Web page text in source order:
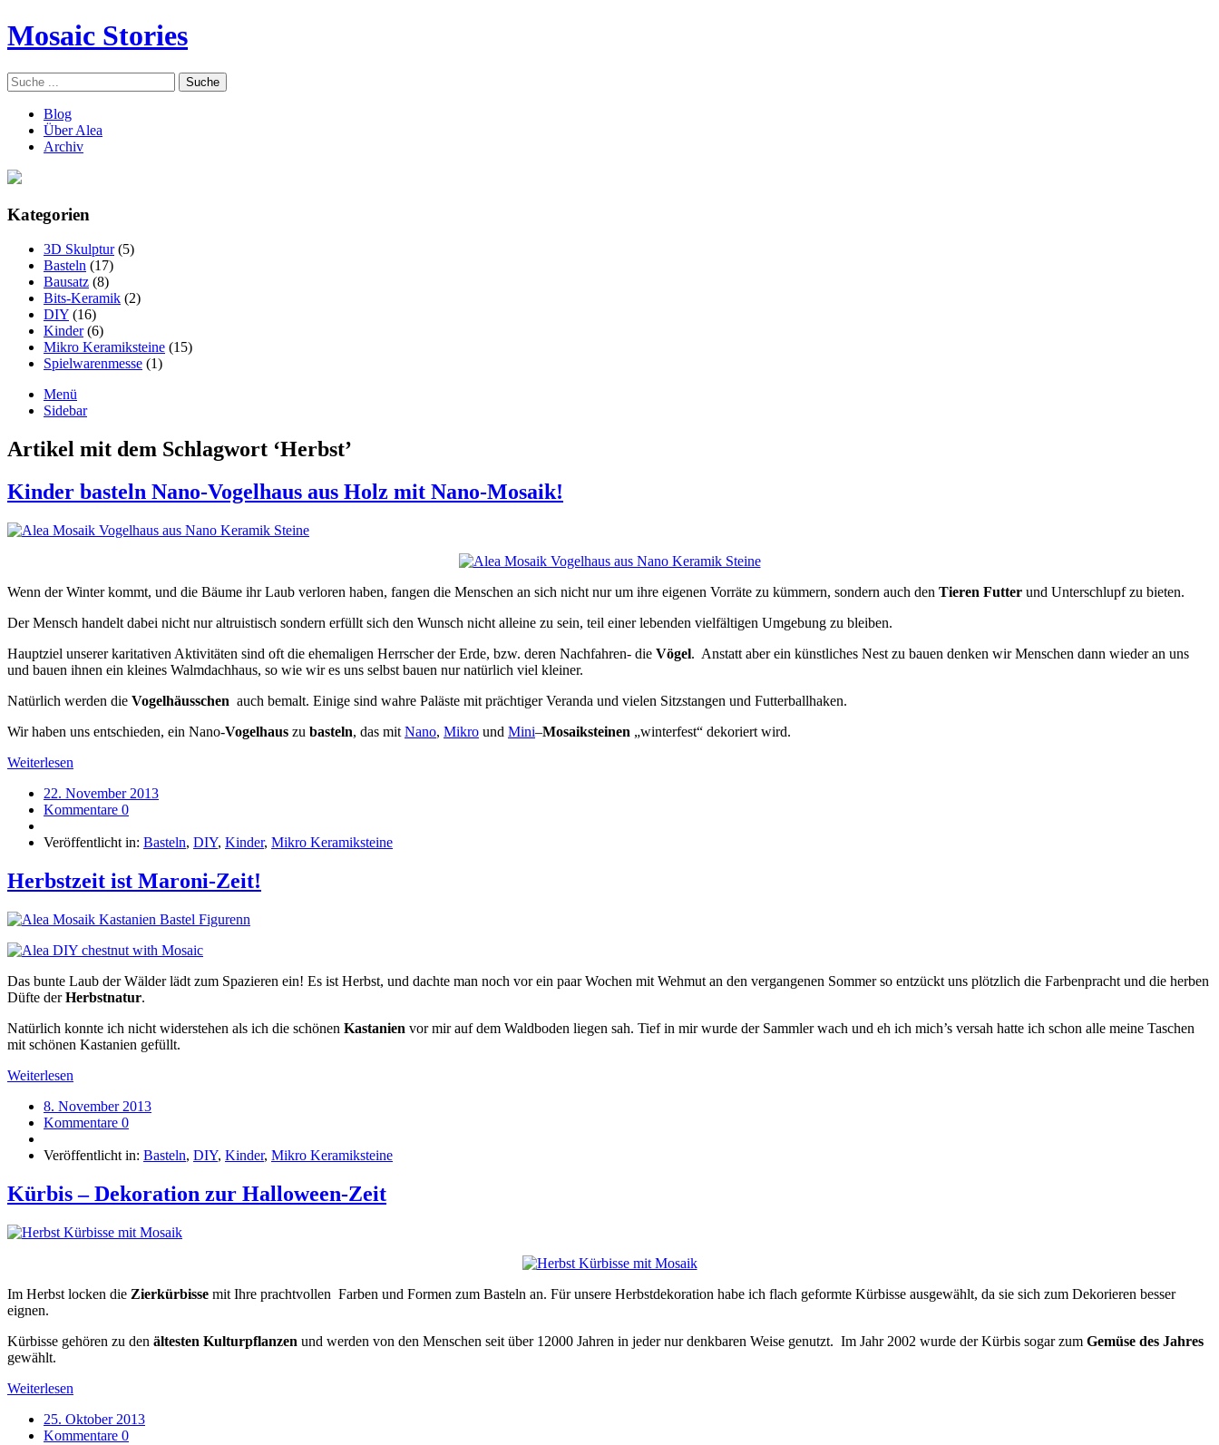
Mosaic Stories
Blog
Über Alea
Archiv
Kategorien
3D Skulptur(5)
Basteln (17)
Bausatz (8)
Bits-Keramik (2)
DIY (16)
Kinder(6)
Mikro Keramiksteine (15)
Spielwarenmesse (1)
Menü
Sidebar
Artikel mit dem Schlagwort ‘Herbst’
Kinder basteln Nano-Vogelhaus aus Holz mit Nano-Mosaik!
Wenn der Winter kommt, und die Bäume ihr Laub verloren haben, fangen die Menschen an sich nicht nur um ihre eigenen Vorräte zu kümmern, sondern auch den Tieren Futter und Unterschlupf zu bieten.
Der Mensch handelt dabei nicht nur altruistisch sondern erfüllt sich den Wunsch nicht alleine zu sein, teil einer lebenden vielfältigen Umgebung zu bleiben.
Hauptziel unserer karitativen Aktivitäten sind oft die ehemaligen Herrscher der Erde, bzw. deren Nachfahren- die Vögel. Anstatt aber ein künstliches Nest zu bauen denken wir Menschen dann wieder an uns
und bauen ihnen ein kleines Walmdachhaus, so wie wir es uns selbst bauen nur natürlich viel kleiner.
Natürlich werden die Vogelhäusschen auch bemalt. Einige sind wahre Paläste mit prächtiger Veranda und vielen Sitzstangen und Futterballhaken.
Wir haben uns entschieden, ein Nano-Vogelhaus zu basteln, das mit Nano, Mikro und Mini–Mosaiksteinen „winterfest“ dekoriert wird.
Weiterlesen
22. November 2013
Kommentare 0
Veröffentlicht in: Basteln, DIY, Kinder, Mikro Keramiksteine
Herbstzeit ist Maroni-Zeit!
Das bunte Laub der Wälder lädt zum Spazieren ein! Es ist Herbst, und dachte man noch vor ein paar Wochen mit Wehmut an den vergangenen Sommer so entzückt uns plötzlich die Farbenpracht und die herben
Düfte derHerbstnatur.
Natürlich konnte ich nicht widerstehen als ich die schönen Kastanien vor mir auf dem Waldboden liegen sah. Tief in mir wurde der Sammler wach und eh ich mich’s versah hatte ich schon alle meine Taschen
mit schönen Kastanien gefüllt.
Weiterlesen
8. November 2013
Kommentare 0
Veröffentlicht in: Basteln, DIY, Kinder, Mikro Keramiksteine
Kürbis – Dekoration zur Halloween-Zeit
Im Herbst locken die Zierkürbisse mit Ihre prachtvollen Farben und Formen zum Basteln an. Für unsere Herbstdekoration habe ich flach geformte Kürbisse ausgewählt, da sie sich zum Dekorieren besser
eignen.
Kürbisse gehören zu den ältesten Kulturpflanzen und werden von den Menschen seit über 12000 Jahren in jeder nur denkbaren Weise genutzt. Im Jahr 2002 wurde der Kürbis sogar zum Gemüse des Jahres
gewählt.
Weiterlesen
25. Oktober 2013
Kommentare 0